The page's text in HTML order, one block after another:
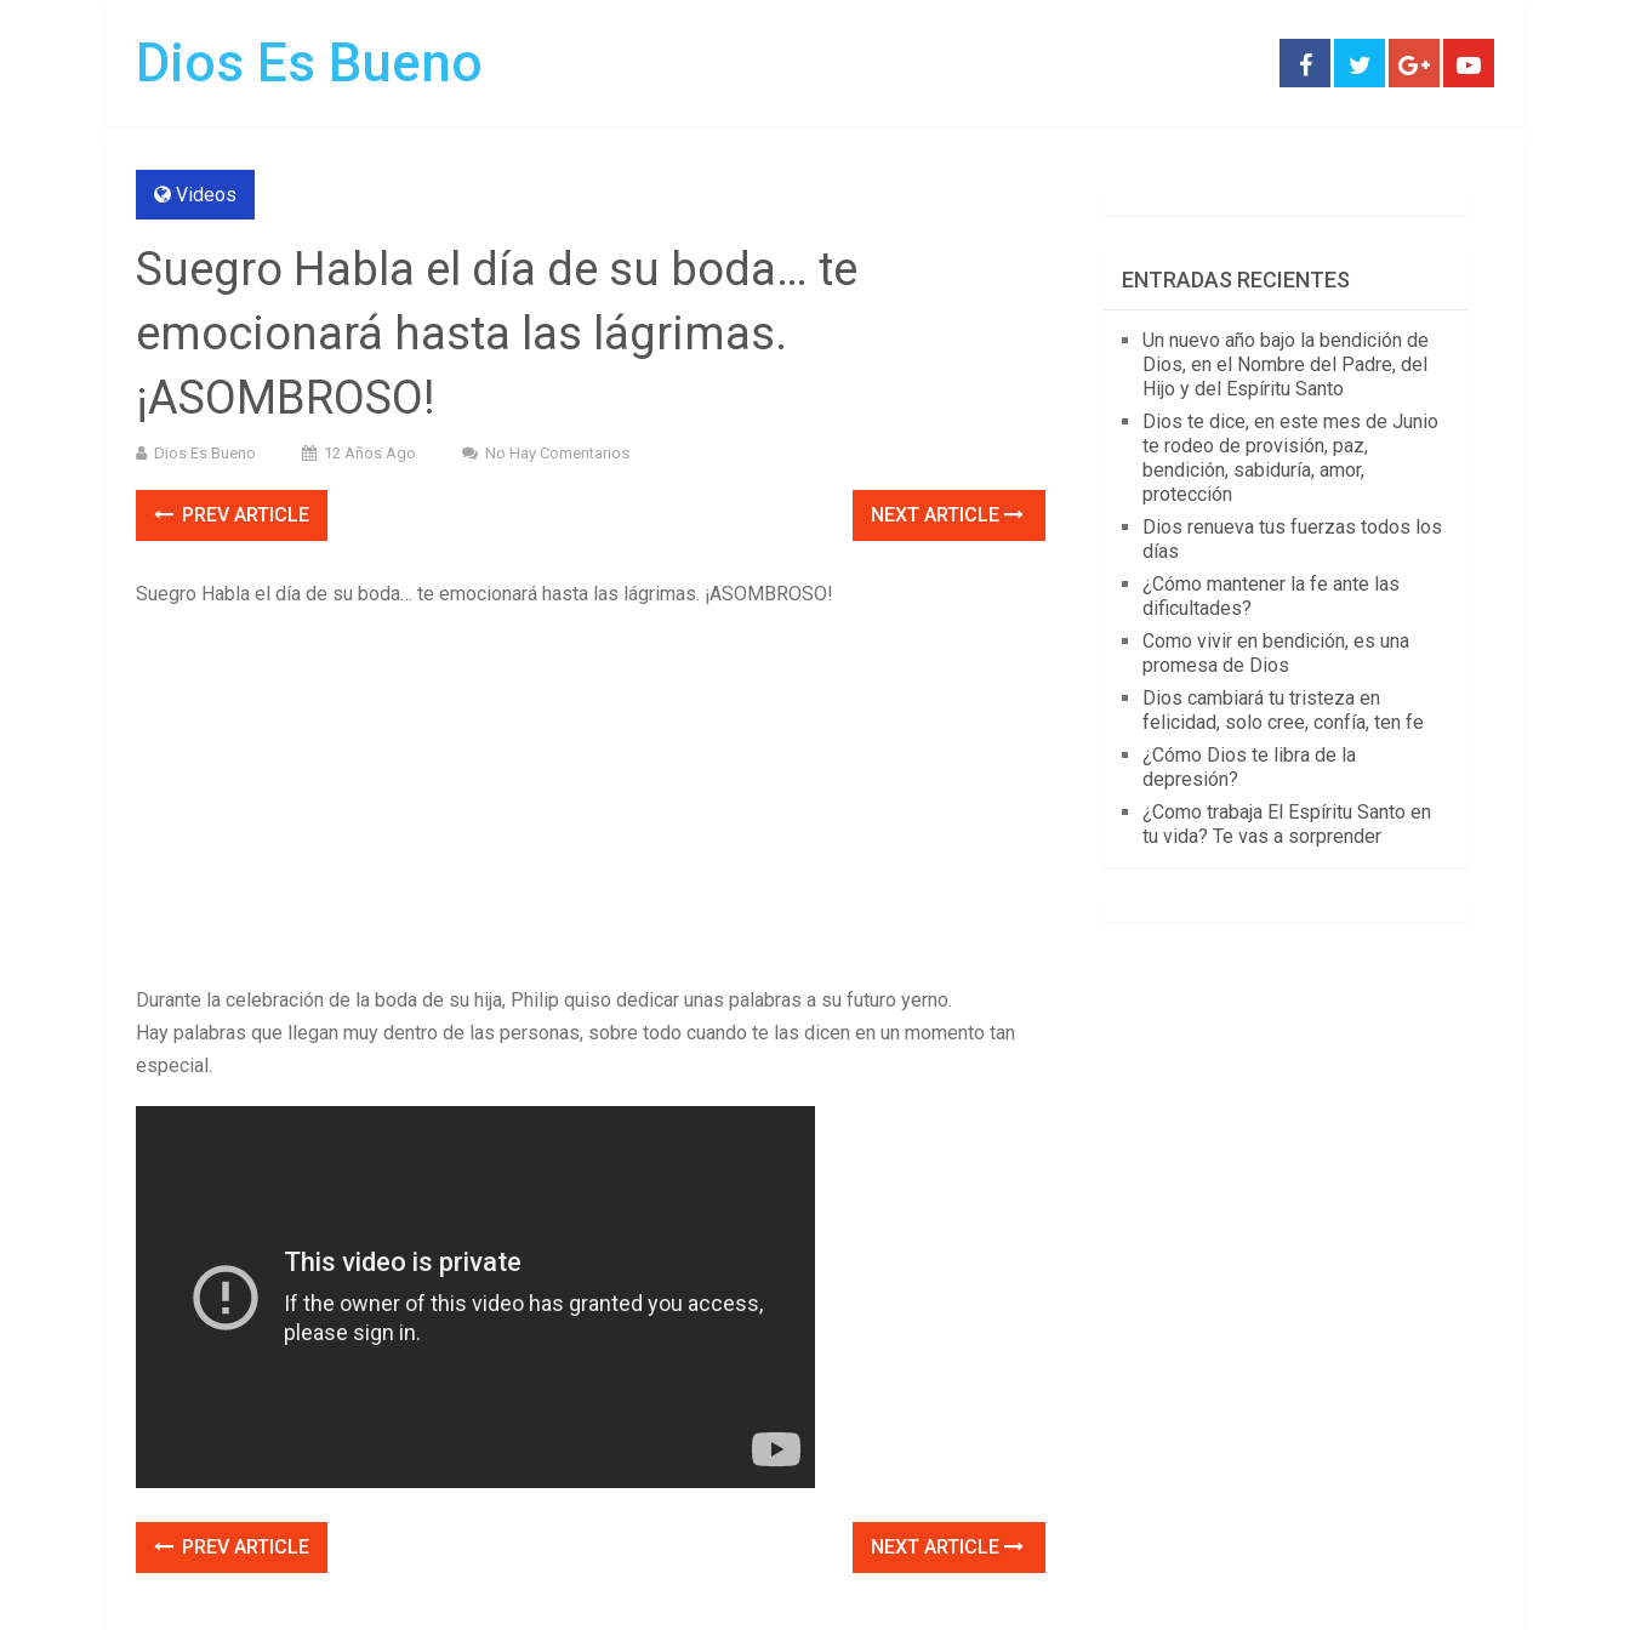
Dios Es Bueno
Videos
Suegro Habla el día de su boda… te
emocionará hasta las lágrimas.
¡ASOMBROSO!
Dios Es Bueno 12 Años Ago No Hay Comentarios
PREV ARTICLE NEXT ARTICLE
Suegro Habla el día de su boda… te emocionará hasta las lágrimas. ¡ASOMBROSO!
Durante la celebración de la boda de su hija, Philip quiso dedicar unas palabras a su futuro yerno.
Hay palabras que llegan muy dentro de las personas, sobre todo cuando te las dicen en un momento tan
especial.
PREV ARTICLE NEXT ARTICLE
ENTRADAS RECIENTES
Un nuevo año bajo la bendición de
Dios, en el Nombre del Padre, del
Hijo y del Espíritu Santo
Dios te dice, en este mes de Junio
te rodeo de provisión, paz,
bendición, sabiduría, amor,
protección
Dios renueva tus fuerzas todos los
días
¿Cómo mantener la fe ante las
dificultades?
Como vivir en bendición, es una
promesa de Dios
Dios cambiará tu tristeza en
felicidad, solo cree, confía, ten fe
¿Cómo Dios te libra de la
depresión?
¿Como trabaja El Espíritu Santo en
tu vida? Te vas a sorprender